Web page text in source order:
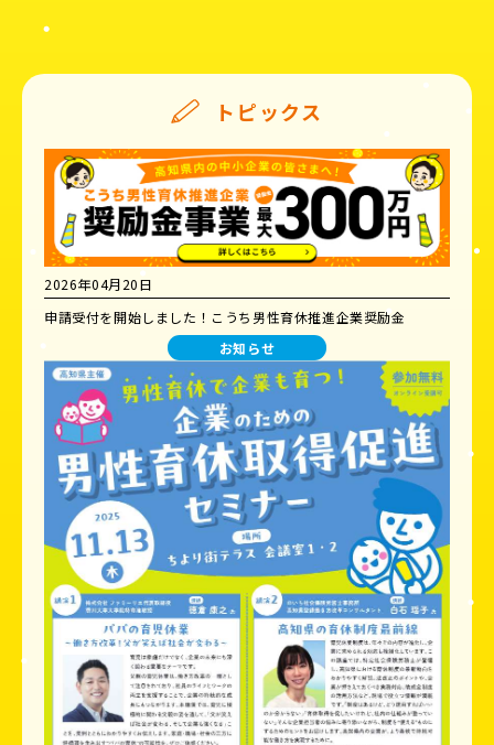
トピックス
2026年04月20日
申請受付を開始しました！こうち男性育休推進企業奨励金
お知らせ